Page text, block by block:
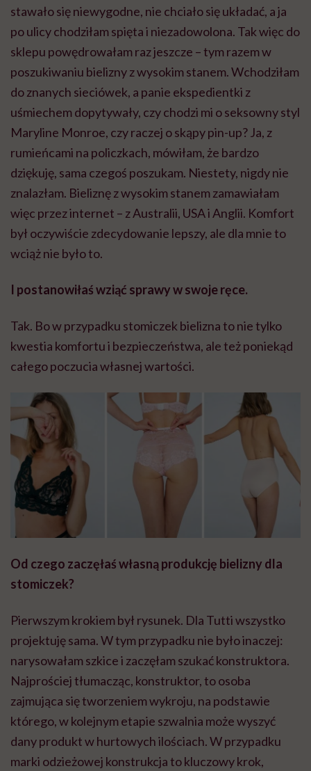
stawało się niewygodne, nie chciało się układać, a ja
po ulicy chodziłam spięta i niezadowolona. Tak więc do
sklepu powędrowałam raz jeszcze – tym razem w
poszukiwaniu bielizny z wysokim stanem. Wchodziłam
do znanych sieciówek, a panie ekspedientki z
uśmiechem dopytywały, czy chodzi mi o seksowny styl
Maryline Monroe, czy raczej o skąpy pin-up? Ja, z
rumieńcami na policzkach, mówiłam, że bardzo
dziękuję, sama czegoś poszukam. Niestety, nigdy nie
znalazłam. Bieliznę z wysokim stanem zamawiałam
więc przez internet – z Australii, USA i Anglii. Komfort
był oczywiście zdecydowanie lepszy, ale dla mnie to
wciąż nie było to.
I postanowiłaś wziąć sprawy w swoje ręce.
Tak. Bo w przypadku stomiczek bielizna to nie tylko
kwestia komfortu i bezpieczeństwa, ale też poniekąd
całego poczucia własnej wartości.
Od czego zaczęłaś własną produkcję bielizny dla
stomiczek?
Pierwszym krokiem był rysunek. Dla Tutti wszystko
projektuję sama. W tym przypadku nie było inaczej:
narysowałam szkice i zaczęłam szukać konstruktora.
Najprościej tłumacząc, konstruktor, to osoba
zajmująca się tworzeniem wykroju, na podstawie
którego, w kolejnym etapie szwalnia może wyszyć
dany produkt w hurtowych ilościach. W przypadku
marki odzieżowej konstrukcja to kluczowy krok,